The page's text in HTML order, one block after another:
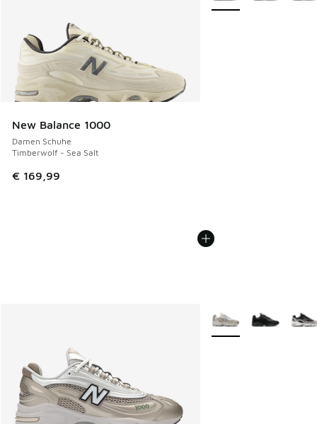
New Balance 1000
Damen Schuhe
Timberwolf - Sea Salt
€ 169,99
Weitere Farben